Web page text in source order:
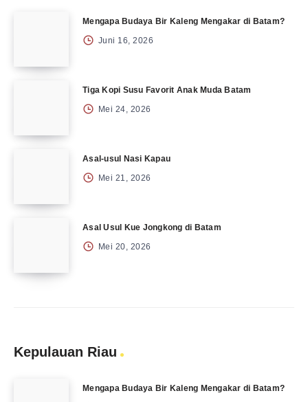
Mengapa Budaya Bir Kaleng Mengakar di Batam?
Juni 16, 2026
Tiga Kopi Susu Favorit Anak Muda Batam
Mei 24, 2026
Asal-usul Nasi Kapau
Mei 21, 2026
Asal Usul Kue Jongkong di Batam
Mei 20, 2026
Kepulauan Riau
Mengapa Budaya Bir Kaleng Mengakar di Batam?